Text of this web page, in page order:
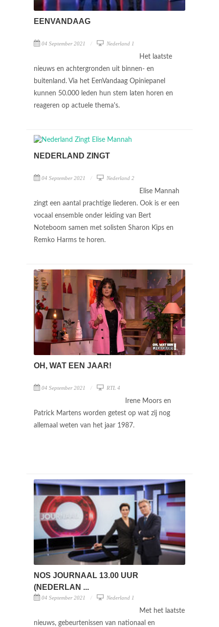
EENVANDAAG
04 September 2021 Nederland 1
Het laatste
nieuws en achtergronden uit binnen- en
buitenland. Via het EenVandaag Opiniepanel
kunnen 50.000 leden hun stem laten horen en
reageren op actuele thema's.
NEDERLAND ZINGT
04 September 2021 Nederland 2
Elise Mannah
zingt een aantal prachtige liederen. Ook is er een
vocaal ensemble onder leiding van Bert
Noteboom samen met solisten Sharon Kips en
Remko Harms te horen.
OH, WAT EEN JAAR!
04 September 2021 RTL 4
Irene Moors en
Patrick Martens worden getest op wat zij nog
allemaal weten van het jaar 1987.
NOS JOURNAAL 13.00 UUR
(NEDERLAN ...
04 September 2021 Nederland 1
Met het laatste
nieuws, gebeurtenissen van nationaal en